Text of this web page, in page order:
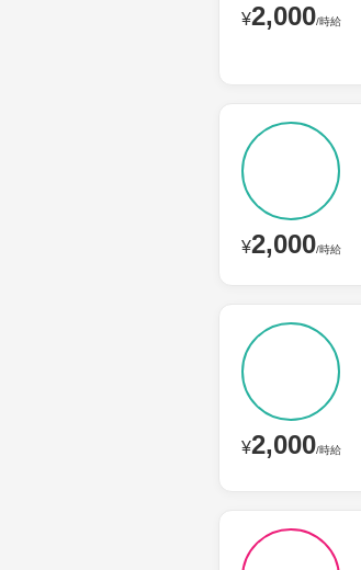
¥2,000/時給
¥2,000/時給
¥2,000/時給